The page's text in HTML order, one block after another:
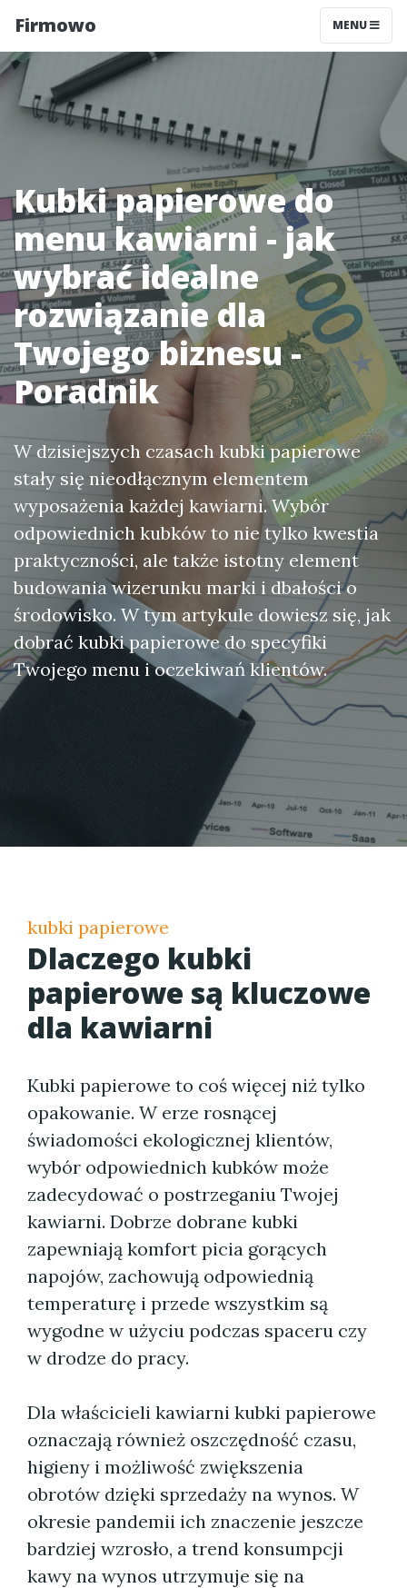
Firmowo MENU
Kubki papierowe do
menu kawiarni - jak
wybrać idealne
rozwiązanie dla
Twojego biznesu -
Poradnik
W dzisiejszych czasach kubki papierowe
stały się nieodłącznym elementem
wyposażenia każdej kawiarni. Wybór
odpowiednich kubków to nie tylko kwestia
praktyczności, ale także istotny element
budowania wizerunku marki i dbałości o
środowisko. W tym artykule dowiesz się, jak
dobrać kubki papierowe do specyfiki
Twojego menu i oczekiwań klientów.
kubki papierowe
Dlaczego kubki
papierowe są kluczowe
dla kawiarni
Kubki papierowe to coś więcej niż tylko
opakowanie. W erze rosnącej
świadomości ekologicznej klientów,
wybór odpowiednich kubków może
zadecydować o postrzeganiu Twojej
kawiarni. Dobrze dobrane kubki
zapewniają komfort picia gorących
napojów, zachowują odpowiednią
temperaturę i przede wszystkim są
wygodne w użyciu podczas spaceru czy
w drodze do pracy.
Dla właścicieli kawiarni kubki papierowe
oznaczają również oszczędność czasu,
higieny i możliwość zwiększenia
obrotów dzięki sprzedaży na wynos. W
okresie pandemii ich znaczenie jeszcze
bardziej wzrosło, a trend konsumpcji
kawy na wynos utrzymuje się na